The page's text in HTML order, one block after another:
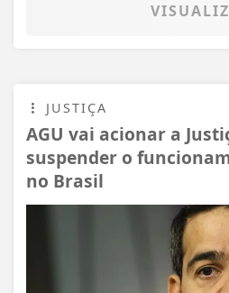
JUSTIÇA
AGU vai acionar a
suspender o
no Brasil